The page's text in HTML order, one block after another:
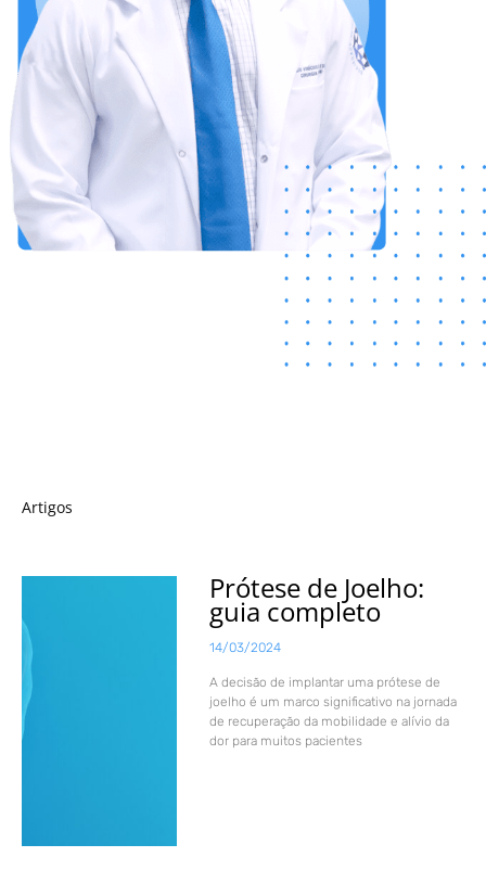
Artigos
Prótese de Joelho:
guia completo
14/03/2024
A decisão de implantar uma prótese de
joelho é um marco significativo na jornada
de recuperação da mobilidade e alívio da
dor para muitos pacientes